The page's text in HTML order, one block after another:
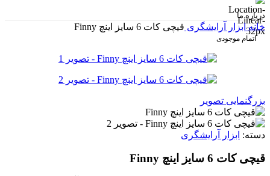
درباره ما
خانهابزار آرایشگری قیچی کات 6 سایز اینچ Finny
اتمام موجودی
بزرگنمایی تصویر
دسته: ابزار آرایشگری
قیچی کات 6 سایز اینچ Finny